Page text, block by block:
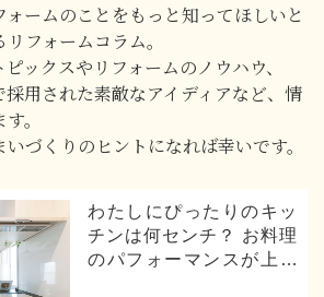
ームのことをもっと知ってほしいと
フォームコラム。
ックスやリフォームのノウハウ、
用された素敵なアイディアなど、情
。
づくりのヒントになれば幸いです。
わたしにぴったりのキッ
チンは何センチ？ お料理
のパフォーマンスが上が